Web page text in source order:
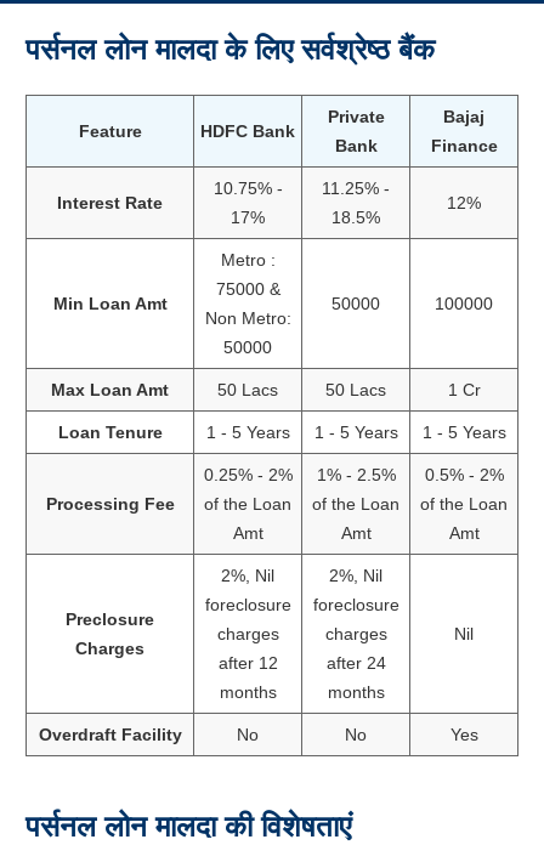
पर्सनल लोन मालदा के लिए सर्वश्रेष्ठ बैंक
Feature HDFC Bank
Private
Bank
Bajaj
Finance
Interest Rate
10.75% -
17%
11.25% -
18.5%
12%
Min Loan Amt
Metro :
75000 &
Non Metro:
50000
50000 100000
Max Loan Amt 50 Lacs 50 Lacs 1 Cr
Loan Tenure 1 - 5 Years 1 - 5 Years 1 - 5 Years
Processing Fee
0.25% - 2%
of the Loan
Amt
1% - 2.5%
of the Loan
Amt
0.5% - 2%
of the Loan
Amt
Preclosure
Charges
2%, Nil
foreclosure
charges
after 12
months
2%, Nil
foreclosure
charges
after 24
months
Nil
Overdraft Facility No No Yes
पर्सनल लोन मालदा की विशेषताएं